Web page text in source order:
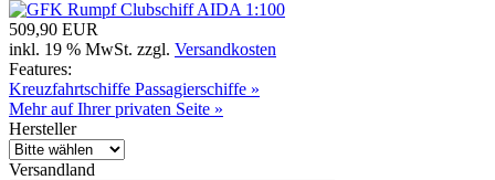
509,90 EUR
inkl. 19 % MwSt. zzgl. Versandkosten
Features:
Kreuzfahrtschiffe Passagierschiffe »
Mehr auf Ihrer privaten Seite »
Hersteller
Versandland